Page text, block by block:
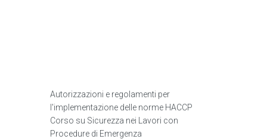
Autorizzazioni e regolamenti per
l'implementazione delle norme HACCP
Corso su Sicurezza nei Lavori con
Procedure di Emergenza